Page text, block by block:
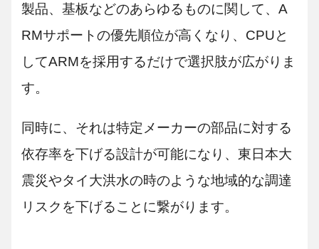
製品、基板などのあらゆるものに関して、A
RMサポートの優先順位が高くなり、CPUと
してARMを採用するだけで選択肢が広がりま
す。
同時に、それは特定メーカーの部品に対する
依存率を下げる設計が可能になり、東日本大
震災やタイ大洪水の時のような地域的な調達
リスクを下げることに繋がります。